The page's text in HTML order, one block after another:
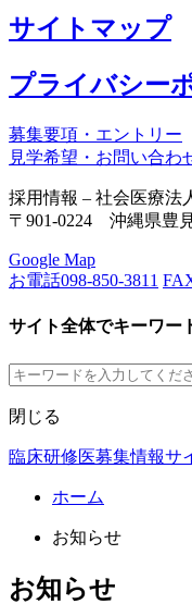
サイトマップ
プライバシー
募集要項・エントリー
見学希望・お問い合わ
採用情報 – 社会医療法
〒901-0224 沖縄県豊
Google Map
お電話098-850-3811
サイト全体でキーワー
閉じる
臨床研修医募集情報サ
ホーム
お知らせ
お知らせ